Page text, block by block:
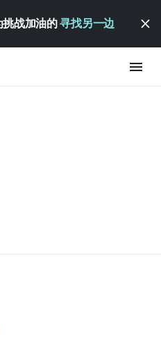
挑战加油的寻找另一边